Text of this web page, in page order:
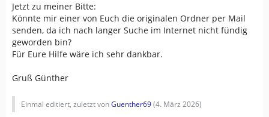
Jetzt zu meiner Bitte:
Könnte mir einer von Euch die originalen Ordner per Mail
senden, da ich nach langer Suche im Internet nicht fündig
geworden bin?
Für Eure Hilfe wäre ich sehr dankbar.
Gruß Günther
Einmal editiert, zuletzt vonGuenther69(4. März 2026)